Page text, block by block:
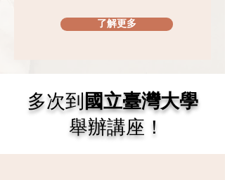
了解更多
多次到國立臺灣大學
舉辦講座！